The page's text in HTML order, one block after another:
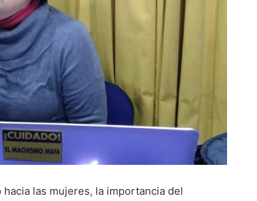
las mujeres, la importancia del